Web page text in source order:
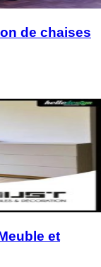
de chaises
et